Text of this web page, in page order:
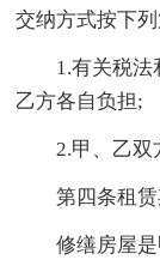
交纳方式按下列
1.有关税法
乙方各自负担;
2.甲、乙双
第四条租
修缮房屋